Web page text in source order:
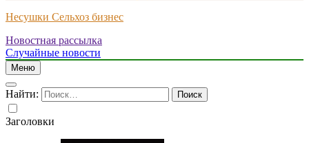
Несушки Сельхоз бизнес
Новостная рассылка
Случайные новости
Меню
Найти:
Заголовки